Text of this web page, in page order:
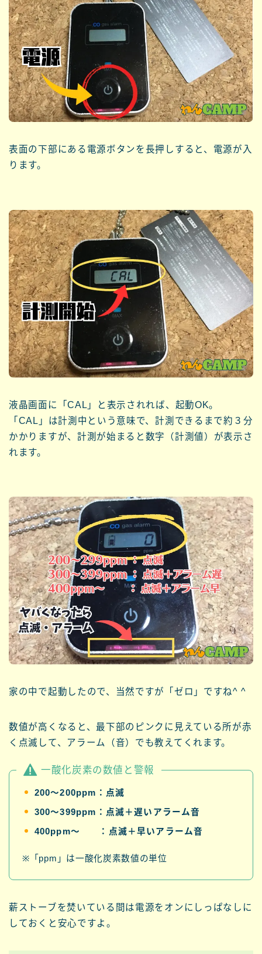
表面の下部にある電源ボタンを長押しすると、電源が入
ります。
液晶画面に「CAL」と表示されれば、起動OK。
「CAL」は計測中という意味で、計測できるまで約３分
かかりますが、計測が始まると数字（計測値）が表示さ
れます。
家の中で起動したので、当然ですが「ゼロ」ですね^ ^
数値が高くなると、最下部のピンクに見えている所が赤
く点滅して、アラーム（音）でも教えてくれます。
一酸化炭素の数値と警報
200～200ppm：点滅
300～399ppm：点滅＋遅いアラーム音
400ppm～ ：点滅＋早いアラーム音
※「ppm」は一酸化炭素数値の単位
薪ストーブを焚いている間は電源をオンにしっぱなしに
しておくと安心ですよ。